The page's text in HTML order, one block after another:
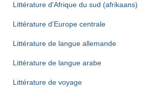
Littérature d'Afrique du sud (afrikaans)
Littérature d'Europe centrale
Littérature de langue allemande
Littérature de langue arabe
Littérature de voyage